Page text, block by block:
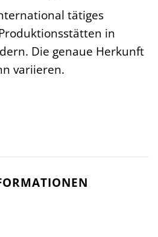
tätiges
in
Die genaue Herkunft
variieren.